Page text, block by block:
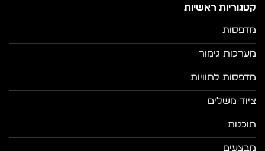
קטגוריות ראשיות
מדפסות
מערכות גימור
מדפסות לתוויות
ציוד משלים
תוכנות
מבצעים